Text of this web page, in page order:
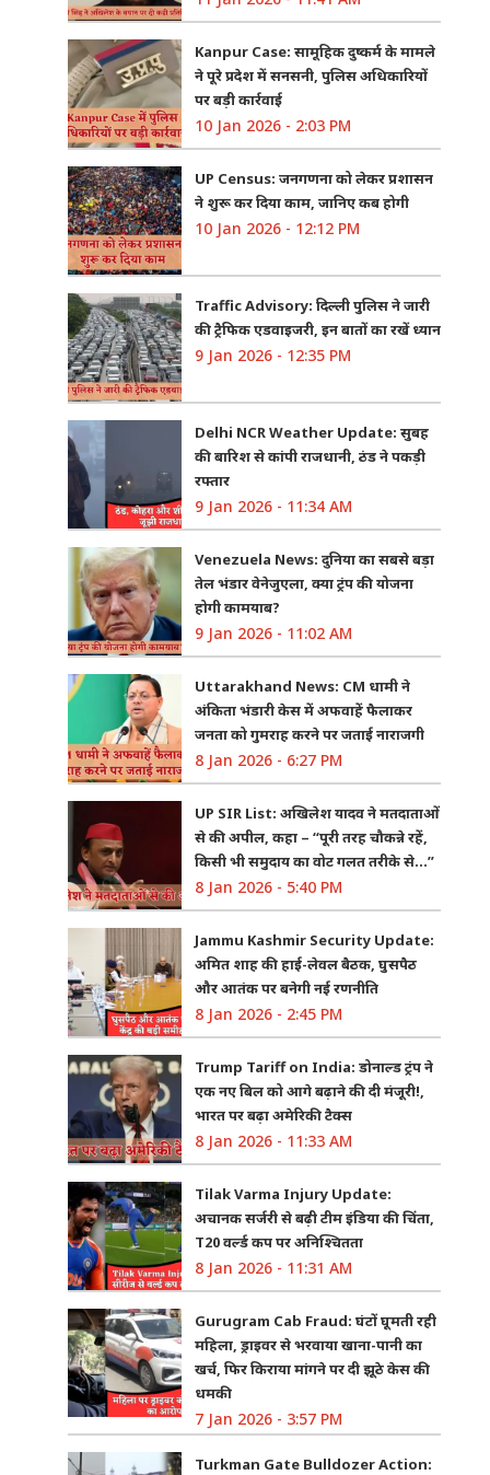
Kanpur Case: सामूहिक दुष्कर्म के मामले
ने पूरे प्रदेश में सनसनी, पुलिस अधिकारियों
पर बड़ी कार्रवाई
10 Jan 2026 - 2:03 PM
UP Census: जनगणना को लेकर प्रशासन
ने शुरू कर दिया काम, जानिए कब होगी
10 Jan 2026 - 12:12 PM
Traffic Advisory: दिल्ली पुलिस ने जारी
की ट्रैफिक एडवाइजरी, इन बातों का रखें ध्यान
9 Jan 2026 - 12:35 PM
Delhi NCR Weather Update: सुबह
की बारिश से कांपी राजधानी, ठंड ने पकड़ी
रफ्तार
9 Jan 2026 - 11:34 AM
Venezuela News: दुनिया का सबसे बड़ा
तेल भंडार वेनेजुएला, क्या ट्रंप की योजना
होगी कामयाब?
9 Jan 2026 - 11:02 AM
Uttarakhand News: CM धामी ने
अंकिता भंडारी केस में अफवाहें फैलाकर
जनता को गुमराह करने पर जताई नाराजगी
8 Jan 2026 - 6:27 PM
UP SIR List: अखिलेश यादव ने मतदाताओं
से की अपील, कहा – “पूरी तरह चौकन्ने रहें,
किसी भी समुदाय का वोट गलत तरीके से…”
8 Jan 2026 - 5:40 PM
Jammu Kashmir Security Update:
अमित शाह की हाई-लेवल बैठक, घुसपैठ
और आतंक पर बनेगी नई रणनीति
8 Jan 2026 - 2:45 PM
Trump Tariff on India: डोनाल्ड ट्रंप ने
एक नए बिल को आगे बढ़ाने की दी मंजूरी!,
भारत पर बढ़ा अमेरिकी टैक्स
8 Jan 2026 - 11:33 AM
Tilak Varma Injury Update:
अचानक सर्जरी से बढ़ी टीम इंडिया की चिंता,
T20 वर्ल्ड कप पर अनिश्चितता
8 Jan 2026 - 11:31 AM
Gurugram Cab Fraud: घंटों घूमती रही
महिला, ड्राइवर से भरवाया खाना-पानी का
खर्च, फिर किराया मांगने पर दी झूठे केस की
धमकी
7 Jan 2026 - 3:57 PM
Turkman Gate Bulldozer Action: